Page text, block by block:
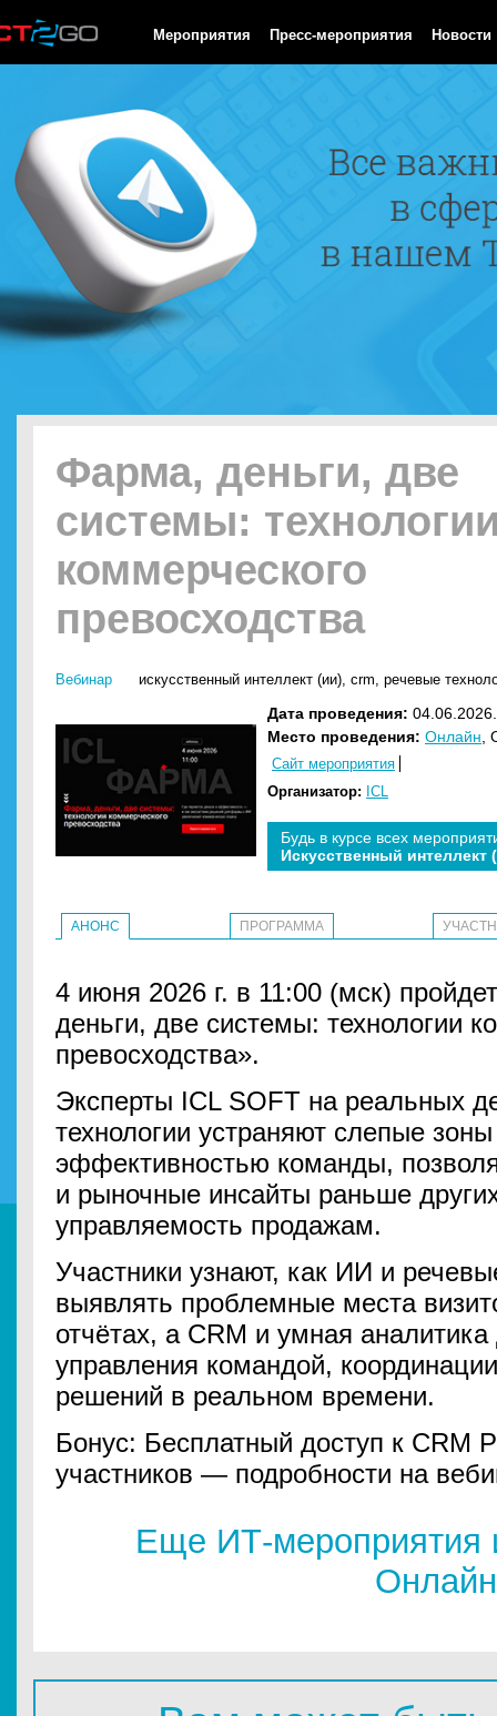
Мероприятия Пресс-мероприятия Новости
Фарма, деньги, две
системы:
коммерческого
превосходства
Вебинар искусственный интеллект (ии), crm, речевые
Дата проведения:
Место проведения: Онлайн ,
Сайт мероприятия
Организатор: ICL
Будь в курсе всех
Искусственный интеллект
АНОНС ПРОГРАММА
4 июня 2026 г. в 11:00 (мск)
деньги, две системы: технологии
превосходства».
Эксперты ICL SOFT на реальных
технологии устраняют слепые
эффективностью команды,
и рыночные инсайты раньше
управляемость продажам.
Участники узнают, как ИИ и
выявлять проблемные места
отчётах, а CRM и умная
управления командой,
решений в реальном времени.
Бонус: Бесплатный доступ к CRM
участников — подробности на
Еще ИТ-мероприятия
Онлайн